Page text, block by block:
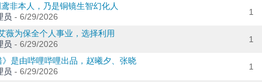
非本人，乃是铜镜生智幻化人
员 -6/29/2026 1
薇为保全个人事业，选择利用
员 -6/29/2026 1
》是由哔哩哔哩出品，赵曦夕、张晓
员 -6/29/2026 1